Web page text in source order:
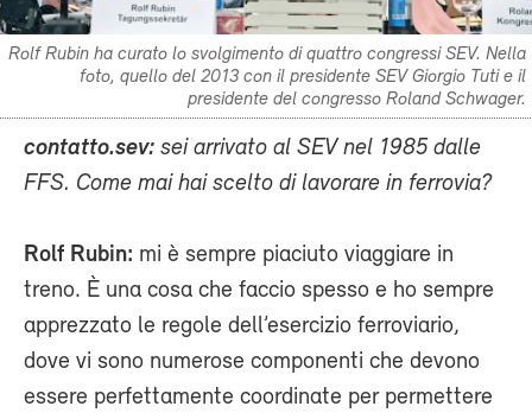
Rolf Rubin ha curato lo svolgimento di quattro congressi SEV. Nella
foto, quello del 2013 con il presidente SEV Giorgio Tuti e il
presidente del congresso Roland Schwager.
contatto.sev: sei arrivato al SEV nel 1985 dalle
FFS. Come mai hai scelto di lavorare in ferrovia?
Rolf Rubin: mi è sempre piaciuto viaggiare in
treno. È una cosa che faccio spesso e ho sempre
apprezzato le regole dell’esercizio ferroviario,
dove vi sono numerose componenti che devono
essere perfettamente coordinate per permettere